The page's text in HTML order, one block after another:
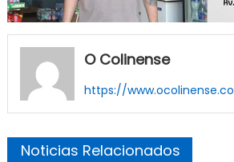
O Colinense
https://
Noticias Relacionados